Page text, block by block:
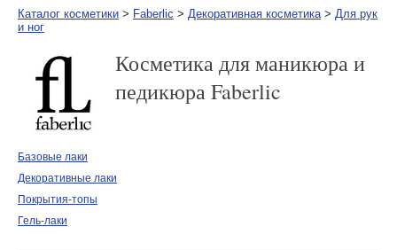
Каталог косметики > Faberlic > Декоративная косметика> Для рук
и ног
Косметика для маникюра и
педикюра Faberlic
Базовые лаки
Декоративные лаки
Покрытия-топы
Гель-лаки